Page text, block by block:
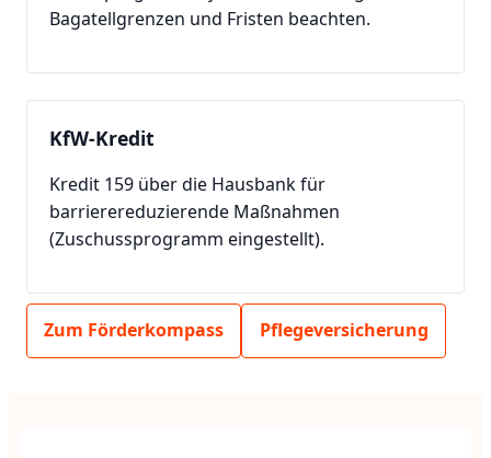
Bagatellgrenzen und Fristen beachten.
KfW-Kredit
Kredit 159 über die Hausbank für
barrierereduzierende Maßnahmen
(Zuschussprogramm eingestellt).
Zum Förderkompass Pflegeversicherung